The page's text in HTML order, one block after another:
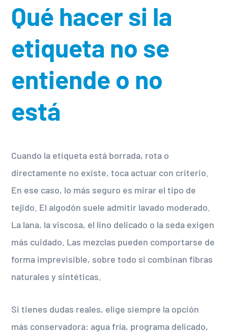
Qué hacer si la
etiqueta no se
entiende o no
está
Cuando la etiqueta está borrada, rota o
directamente no existe, toca actuar con criterio.
En ese caso, lo más seguro es mirar el tipo de
tejido. El algodón suele admitir lavado moderado.
La lana, la viscosa, el lino delicado o la seda exigen
más cuidado. Las mezclas pueden comportarse de
forma imprevisible, sobre todo si combinan fibras
naturales y sintéticas.
Si tienes dudas reales, elige siempre la opción
más conservadora: agua fría, programa delicado,